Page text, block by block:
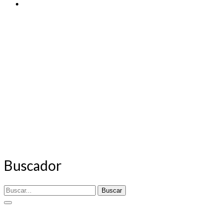
Buscador
Buscar